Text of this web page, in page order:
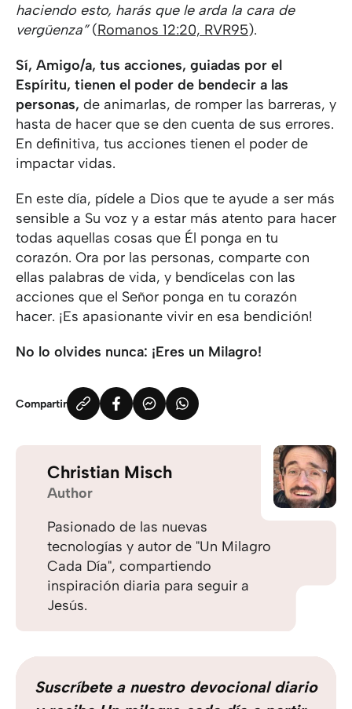
haciendo esto, harás que le arda la cara de
vergüenza”(Romanos 12:20, RVR95).
Sí, Amigo/a, tus acciones, guiadas por el
Espíritu, tienen el poder de bendecir a las
personas, de animarlas, de romper las barreras, y
hasta de hacer que se den cuenta de sus errores.
En definitiva, tus acciones tienen el poder de
impactar vidas.
En este día, pídele a Dios que te ayude a ser más
sensible a Su voz y a estar más atento para hacer
todas aquellas cosas que Él ponga en tu
corazón. Ora por las personas, comparte con
ellas palabras de vida, y bendícelas con las
acciones que el Señor ponga en tu corazón
hacer. ¡Es apasionante vivir en esa bendición!
No lo olvides nunca: ¡Eres un Milagro!
Compartir
Christian Misch
Author
Pasionado de las nuevas
tecnologías y autor de "Un Milagro
Cada Día", compartiendo
inspiración diaria para seguir a
Jesús.
Suscríbete a nuestro devocional diario